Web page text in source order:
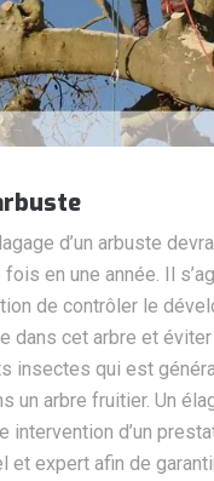
d’un arbuste
en une année. Il
de contrôler le
dans cet arbre et
insectes qui est
un arbre fruitier. Un
intervention d’un
et expert afin de